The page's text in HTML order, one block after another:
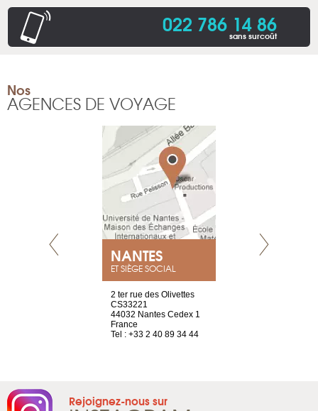
022 786 14 86
sans surcoût
Nos
AGENCES DE VOYAGE
NANTES
ET SIÈGE SOCIAL
2 ter rue des Olivettes
CS33221
44032 Nantes Cedex 1
France
Tel : +33 2 40 89 34 44
Rejoignez-nous sur